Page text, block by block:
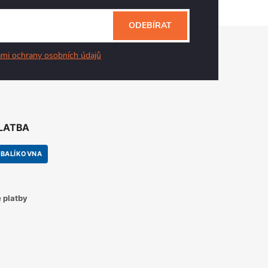
ochrany osobních údajů
ODEBÍRAT
BALÍKOVNA
platby